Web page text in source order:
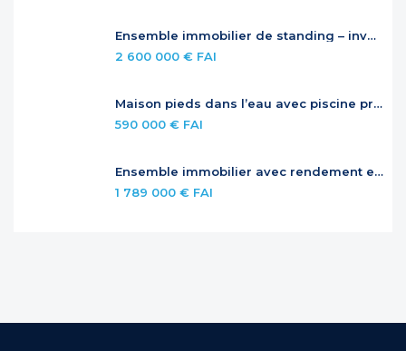
Ensemble immobilier de standing – investissement locatif premium
2 600 000 € FAI
Maison pieds dans l’eau avec piscine privée
590 000 € FAI
Ensemble immobilier avec rendement et potentiel – Jardins de la Baie Orientale
1 789 000 € FAI